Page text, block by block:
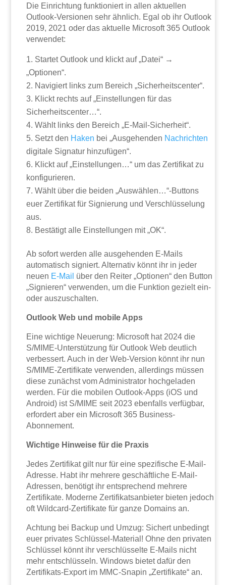
Die Einrichtung funktioniert in allen aktuellen
Outlook-Versionen sehr ähnlich. Egal ob ihr Outlook
2019, 2021 oder das aktuelle Microsoft 365 Outlook
verwendet:
Startet Outlook und klickt auf „Datei“ →
„Optionen“.
Navigiert links zum Bereich „Sicherheitscenter“.
Klickt rechts auf „Einstellungen für das
Sicherheitscenter…“.
Wählt links den Bereich „E-Mail-Sicherheit“.
Setzt den Haken bei „Ausgehenden Nachrichten
digitale Signatur hinzufügen“.
Klickt auf „Einstellungen…“ um das Zertifikat zu
konfigurieren.
Wählt über die beiden „Auswählen…“-Buttons
euer Zertifikat für Signierung und Verschlüsselung
aus.
Bestätigt alle Einstellungen mit „OK“.
Ab sofort werden alle ausgehenden E-Mails
automatisch signiert. Alternativ könnt ihr in jeder
neuen E-Mail über den Reiter „Optionen“ den Button
„Signieren“ verwenden, um die Funktion gezielt ein-
oder auszuschalten.
Outlook Web und mobile Apps
Eine wichtige Neuerung: Microsoft hat 2024 die
S/MIME-Unterstützung für Outlook Web deutlich
verbessert. Auch in der Web-Version könnt ihr nun
S/MIME-Zertifikate verwenden, allerdings müssen
diese zunächst vom Administrator hochgeladen
werden. Für die mobilen Outlook-Apps (iOS und
Android) ist S/MIME seit 2023 ebenfalls verfügbar,
erfordert aber ein Microsoft 365 Business-
Abonnement.
Wichtige Hinweise für die Praxis
Jedes Zertifikat gilt nur für eine spezifische E-Mail-
Adresse. Habt ihr mehrere geschäftliche E-Mail-
Adressen, benötigt ihr entsprechend mehrere
Zertifikate. Moderne Zertifikatsanbieter bieten jedoch
oft Wildcard-Zertifikate für ganze Domains an.
Achtung bei Backup und Umzug: Sichert unbedingt
euer privates Schlüssel-Material! Ohne den privaten
Schlüssel könnt ihr verschlüsselte E-Mails nicht
mehr entschlüsseln. Windows bietet dafür den
Zertifikats-Export im MMC-Snapin „Zertifikate“ an.